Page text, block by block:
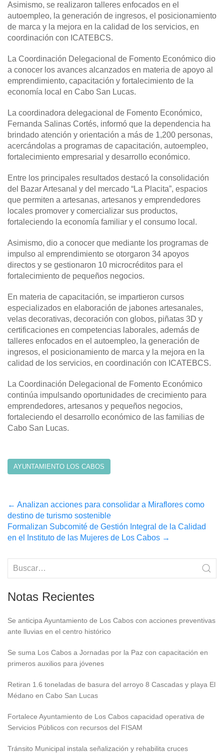
Asimismo, se realizaron talleres enfocados en el
autoempleo, la generación de ingresos, el posicionamiento
de marca y la mejora en la calidad de los servicios, en
coordinación con ICATEBCS.
La Coordinación Delegacional de Fomento Económico dio
a conocer los avances alcanzados en materia de apoyo al
emprendimiento, capacitación y fortalecimiento de la
economía local en Cabo San Lucas.
La coordinadora delegacional de Fomento Económico,
Fernanda Salinas Cortés, informó que la dependencia ha
brindado atención y orientación a más de 1,200 personas,
acercándolas a programas de capacitación, autoempleo,
fortalecimiento empresarial y desarrollo económico.
Entre los principales resultados destacó la consolidación
del Bazar Artesanal y del mercado “La Placita”, espacios
que permiten a artesanas, artesanos y emprendedores
locales promover y comercializar sus productos,
fortaleciendo la economía familiar y el consumo local.
Asimismo, dio a conocer que mediante los programas de
impulso al emprendimiento se otorgaron 34 apoyos
directos y se gestionaron 10 microcréditos para el
fortalecimiento de pequeños negocios.
En materia de capacitación, se impartieron cursos
especializados en elaboración de jabones artesanales,
velas decorativas, decoración con globos, piñatas 3D y
certificaciones en competencias laborales, además de
talleres enfocados en el autoempleo, la generación de
ingresos, el posicionamiento de marca y la mejora en la
calidad de los servicios, en coordinación con ICATEBCS.
La Coordinación Delegacional de Fomento Económico
continúa impulsando oportunidades de crecimiento para
emprendedores, artesanos y pequeños negocios,
fortaleciendo el desarrollo económico de las familias de
Cabo San Lucas.
AYUNTAMIENTO LOS CABOS
Post
navigation
← Analizan acciones para consolidar a Miraflores como
destino de turismo sostenible
Formalizan Subcomité de Gestión Integral de la Calidad
en el Instituto de las Mujeres de Los Cabos →
Notas Recientes
Se anticipa Ayuntamiento de Los Cabos con acciones preventivas
ante lluvias en el centro histórico
Se suma Los Cabos a Jornadas por la Paz con capacitación en
primeros auxilios para jóvenes
Retiran 1.6 toneladas de basura del arroyo 8 Cascadas y playa El
Médano en Cabo San Lucas
Fortalece Ayuntamiento de Los Cabos capacidad operativa de
Servicios Públicos con recursos del FISAM
Tránsito Municipal instala señalización y rehabilita cruces